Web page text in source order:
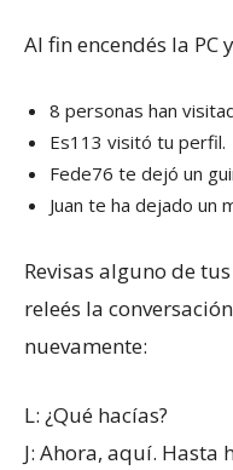
Al fin encendés la PC
8 personas han
Es113 visitó tu perfil.
Fede76 te dejó un
Juan te ha dejado un
Revisas alguno de
releés la
nuevamente:
L: ¿Qué hacías?
J: Ahora, aquí.